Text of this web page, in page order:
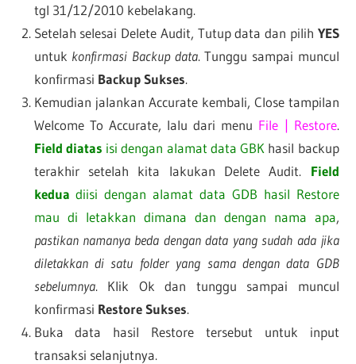
tgl 31/12/2010 kebelakang.
Setelah selesai Delete Audit, Tutup data dan pilih YES
untuk konfirmasi Backup data. Tunggu sampai muncul
konfirmasi Backup Sukses.
Kemudian jalankan Accurate kembali, Close tampilan
Welcome To Accurate, lalu dari menu File | Restore.
Field diatas isi dengan alamat data GBK hasil backup
terakhir setelah kita lakukan Delete Audit. Field
kedua diisi dengan alamat data GDB hasil Restore
mau di letakkan dimana dan dengan nama apa,
pastikan namanya beda dengan data yang sudah ada jika
diletakkan di satu folder yang sama dengan data GDB
sebelumnya. Klik Ok dan tunggu sampai muncul
konfirmasi Restore Sukses.
Buka data hasil Restore tersebut untuk input
transaksi selanjutnya.